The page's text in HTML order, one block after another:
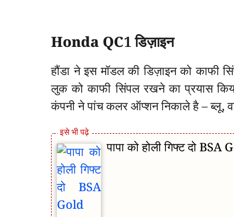
Honda QC1 डिज़ाइन
हौंडा ने इस मॉडल की डिज़ाइन को काफी
लुक को काफी सिंपल रखने का प्रयास
कंपनी ने पांच कलर ऑप्शन निकाले है – ब्लू,
पापा को होली गिफ्ट दो